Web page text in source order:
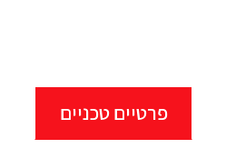
פרטיים טכניים